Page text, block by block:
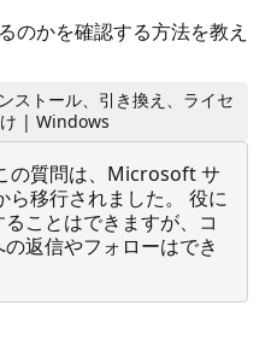
のかを確認する方法を教え
トール、引き換え、ライセ
| Windows
の質問は、Microsoft サ
ら移行されました。 役に
ことはできますが、コ
返信やフォローはでき